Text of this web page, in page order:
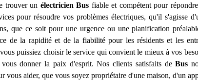
trouver un électricien Bus fiable et compétent pour
pour résoudre vos problèmes électriques, qu'il s'agisse
que ce soit pour une urgence ou une planification
de la rapidité et de la fiabilité pour les résidents et les
puissiez choisir le service qui convient le mieux à vos
donner la paix d'esprit. Nos clients satisfaits deBus
vous aider, que vous soyez propriétaire d'une maison, d'un